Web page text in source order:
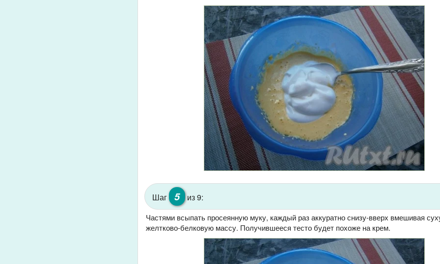
Шаг 5 из 9:
Частями всыпать просеянную муку, каждый раз аккуратно снизу-вверх вмешивая
желтково-белковую массу. Получившееся тесто будет похоже на крем.